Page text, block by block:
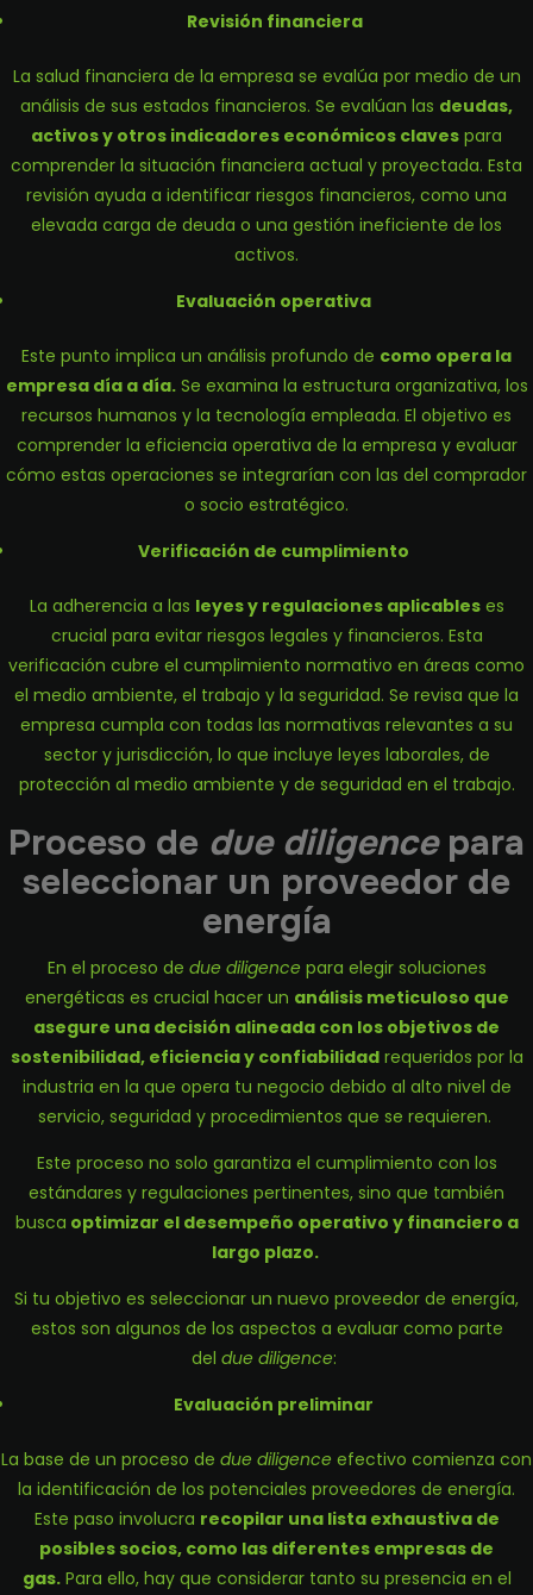
Revisión financiera
La salud financiera de la empresa se evalúa por medio de un
análisis de sus estados financieros. Se evalúan las deudas,
activos y otros indicadores económicos claves para
comprender la situación financiera actual y proyectada. Esta
revisión ayuda a identificar riesgos financieros, como una
elevada carga de deuda o una gestión ineficiente de los
activos.
Evaluación operativa
Este punto implica un análisis profundo de como opera la
empresa día a día.Se examina la estructura organizativa, los
recursos humanos y la tecnología empleada. El objetivo es
comprender la eficiencia operativa de la empresa y evaluar
cómo estas operaciones se integrarían con las del comprador
o socio estratégico.
Verificación de cumplimiento
La adherencia a las leyes y regulaciones aplicableses
crucial para evitar riesgos legales y financieros. Esta
verificación cubre el cumplimiento normativo en áreas como
el medio ambiente, el trabajo y la seguridad. Se revisa que la
empresa cumpla con todas las normativas relevantes a su
sector y jurisdicción, lo que incluye leyes laborales, de
protección al medio ambiente y de seguridad en el trabajo.
Proceso de due diligencepara
seleccionar un proveedor de
energía
En el proceso de due diligence para elegir soluciones
energéticas es crucial hacer un análisis meticuloso que
asegure una decisión alineada con los objetivos de
sostenibilidad, eficiencia y confiabilidadrequeridos por la
industria en la que opera tu negocio debido al alto nivel de
servicio, seguridad y procedimientos que se requieren.
Este proceso no solo garantiza el cumplimiento con los
estándares y regulaciones pertinentes, sino que también
busca optimizar el desempeño operativo y financiero a
largo plazo.
Si tu objetivo es seleccionar un nuevo proveedor de energía,
estos son algunos de los aspectos a evaluar como parte
del due diligence:
Evaluación preliminar
La base de un proceso de due diligence efectivo comienza con
la identificación de los potenciales proveedores de energía.
Este paso involucra recopilar una lista exhaustiva de
posibles socios, como las diferentes empresas de
gas.Para ello, hay que considerar tanto su presencia en el